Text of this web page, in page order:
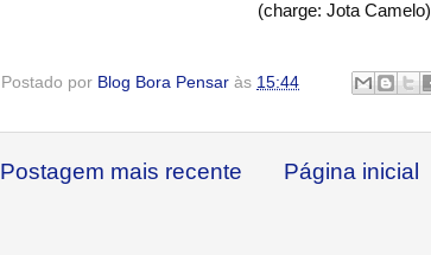
(charge: Jota Camelo)
Postado por Blog Bora Pensar às 15:44
Postagem mais recente Página inicial